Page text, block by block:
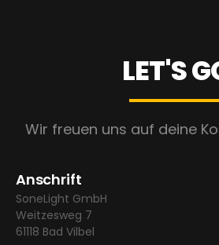
LET'S
Wir freuen uns auf deine
Anschrift
SoneLight GmbH
Weitzesweg 7
61118 Bad Vilbel